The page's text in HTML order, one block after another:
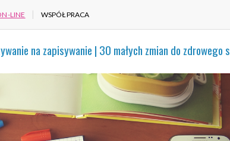
LINE WSPÓŁPRACA
na zapisywanie | 30 małych zmian do zdrowego